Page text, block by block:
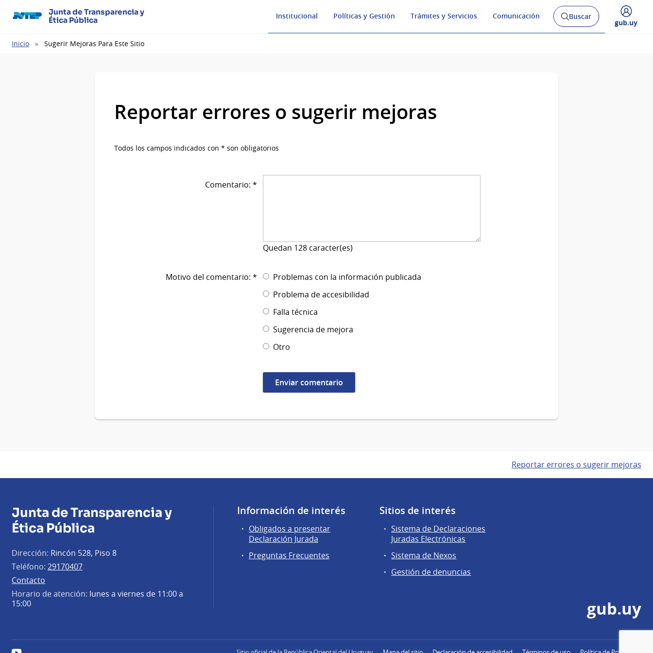
Junta de Transparencia y
Ética Pública
Institucional Políticas y Gestión Trámites y Servicios Comunicación
Abrir
buscador
Buscar
Desplegar
gub.uy
Ruta
Inicio Sugerir Mejoras Para Este Sitio
Reportar errores o sugerir mejoras
Todos los campos indicados con * son obligatorios
Comentario: *
Quedan 128 caracter(es)
Motivo del comentario: *
Problemas con la información publicada
Problema de accesibilidad
Falla técnica
Sugerencia de mejora
Otro
Reportar errores o sugerir mejoras
Junta de Transparencia y
Ética Pública
Dirección: Rincón 528, Piso 8
Teléfono: 29170407
Contacto
Horario de atención: lunes a viernes de 11:00 a
15:00
Información de interés
Obligados a presentar
Declaración Jurada
Preguntas Frecuentes
Sitios de interés
Sistema de Declaraciones
Juradas Electrónicas
Sistema de Nexos
Gestión de denuncias
gub.uy